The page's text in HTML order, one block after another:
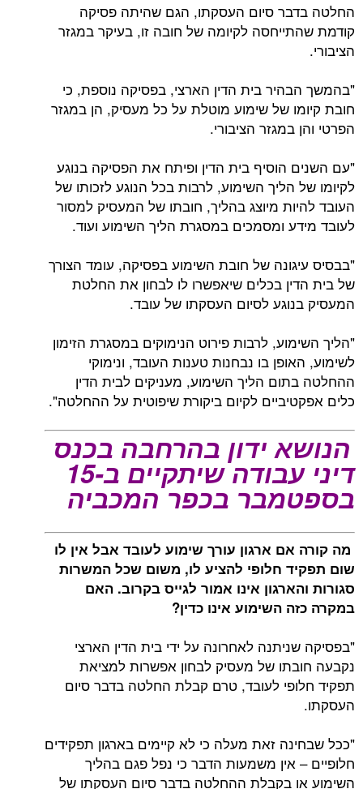
החלטה בדבר סיום העסקתו, הגם שהיתה פסיקה
קודמת שהתייחסה לקיומה של חובה זו, בעיקר במגזר
הציבורי.
"בהמשך הבהיר בית הדין הארצי, בפסיקה נוספת, כי
חובת קיומו של שימוע מוטלת על כל מעסיק, הן במגזר
הפרטי והן במגזר הציבורי.
"עם השנים הוסיף בית הדין ופיתח את הפסיקה בנוגע
לקיומו של הליך השימוע, לרבות בכל הנוגע לזכותו של
העובד להיות מיוצג בהליך, חובתו של המעסיק למסור
לעובד מידע ומסמכים במסגרת הליך השימוע ועוד.
"בבסיס עיגונה של חובת השימוע בפסיקה, עומד הצורך
של בית הדין בכלים שיאפשרו לו לבחון את החלטת
המעסיק בנוגע לסיום העסקתו של עובד.
"הליך השימוע, לרבות פירוט הנימוקים במסגרת הזימון
לשימוע, האופן בו נבחנות טענות העובד, ונימוקי
ההחלטה בתום הליך השימוע, מעניקים לבית הדין
כלים אפקטיביים לקיום ביקורת שיפוטית על ההחלטה".
הנושא ידון בהרחבה בכנס
דיני עבודה שיתקיים ב-15
בספטמבר בכפר המכביה
מה קורה אם ארגון עורך שימוע לעובד אבל אין לו
שום תפקיד חלופי להציע לו, משום שכל המשרות
סגורות והארגון אינו אמור לגייס בקרוב. האם
במקרה כזה השימוע אינו כדין?
"בפסיקה שניתנה לאחרונה על ידי בית הדין הארצי
נקבעה חובתו של מעסיק לבחון אפשרות למציאת
תפקיד חלופי לעובד, טרם קבלת החלטה בדבר סיום
העסקתו.
"ככל שבחינה זאת מעלה כי לא קיימים בארגון תפקידים
חלופיים – אין משמעות הדבר כי נפל פגם בהליך
השימוע או בקבלת ההחלטה בדבר סיום העסקתו של